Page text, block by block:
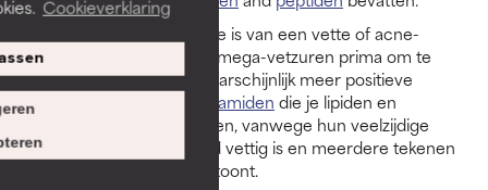
Cookieverklaring
Als je huid een combinatie is van een vette of acne-
gevoelige huid, dan zijn omega-vetzuren prima om te
gebruiken, maar je zal waarschijnlijk meer positieve
effecten merken van
ceramiden die je lipiden en
in balans brengen, vanwege hun veelzijdige
karakter. Vooral als je huid vettig is en meerdere tekenen
van huidveroudering vertoont.